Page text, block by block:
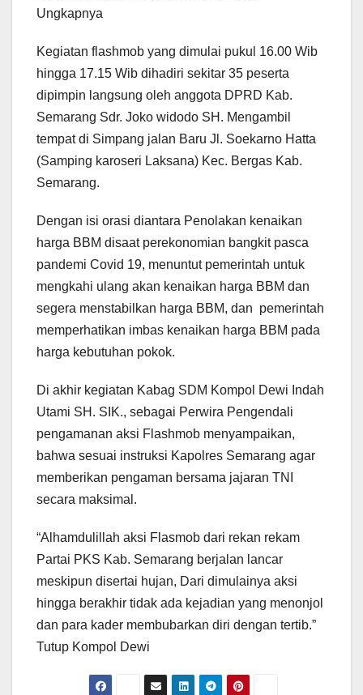
Ungkapnya
Kegiatan flashmob yang dimulai pukul 16.00 Wib
hingga 17.15 Wib dihadiri sekitar 35 peserta
dipimpin langsung oleh anggota DPRD Kab.
Semarang Sdr. Joko widodo SH. Mengambil
tempat di Simpang jalan Baru Jl. Soekarno Hatta
(Samping karoseri Laksana) Kec. Bergas Kab.
Semarang.
Dengan isi orasi diantara Penolakan kenaikan
harga BBM disaat perekonomian bangkit pasca
pandemi Covid 19, menuntut pemerintah untuk
mengkahi ulang akan kenaikan harga BBM dan
segera menstabilkan harga BBM, dan pemerintah
memperhatikan imbas kenaikan harga BBM pada
harga kebutuhan pokok.
Di akhir kegiatan Kabag SDM Kompol Dewi Indah
Utami SH. SIK., sebagai Perwira Pengendali
pengamanan aksi Flashmob menyampaikan,
bahwa sesuai instruksi Kapolres Semarang agar
memberikan pengaman bersama jajaran TNI
secara maksimal.
“Alhamdulillah aksi Flasmob dari rekan rekam
Partai PKS Kab. Semarang berjalan lancar
meskipun disertai hujan, Dari dimulainya aksi
hingga berakhir tidak ada kejadian yang menonjol
dan para kader membubarkan diri dengan tertib.”
Tutup Kompol Dewi